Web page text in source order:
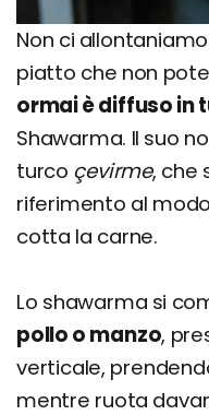
Non ci
piatto che non
ormai è diffuso in
Shawarma. Il suo
turco çevirme, che
riferimento al
cotta la carne.
Lo shawarma si
pollo o manzo,
verticale,
mentre ruota